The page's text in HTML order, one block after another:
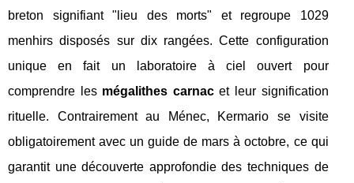
breton signifiant "lieu des morts" et regroupe 1029
menhirs disposés sur dix rangées. Cette configuration
unique en fait un laboratoire à ciel ouvert pour
comprendre les mégalithes carnacet leur signification
rituelle. Contrairement au Ménec, Kermario se visite
obligatoirement avec un guide de mars à octobre, ce qui
garantit une découverte approfondie des techniques de